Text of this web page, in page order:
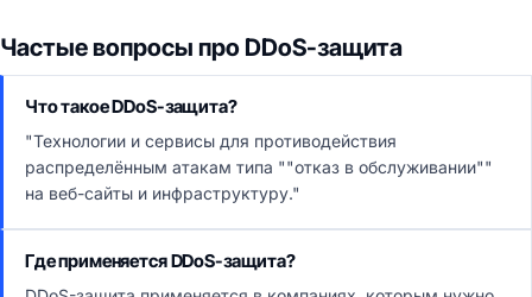
Частые вопросы про DDoS-защита
Что такое DDoS-защита?
"Технологии и сервисы для противодействия
распределённым атакам типа ""отказ в обслуживании""
на веб-сайты и инфраструктуру."
Где применяется DDoS-защита?